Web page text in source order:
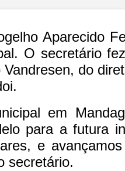
Aparecido
O secretário
do
em
para a futura
e
secretário.